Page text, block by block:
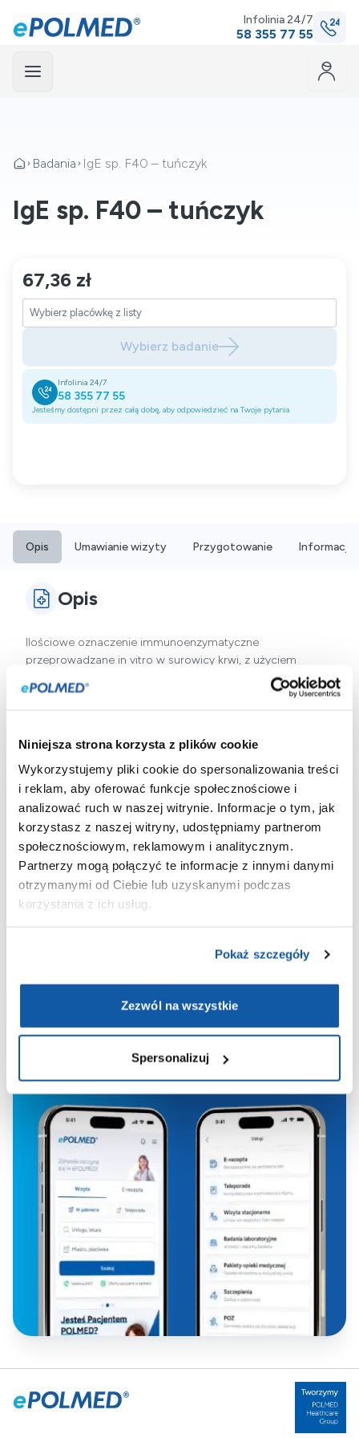
Niniejsza strona korzysta z plików cookie
Wykorzystujemy pliki cookie do spersonalizowania treści
i reklam, aby oferować funkcje społecznościowe i
analizować ruch w naszej witrynie. Informacje o tym, jak
korzystasz z naszej witryny, udostępniamy partnerom
społecznościowym, reklamowym i analitycznym.
Partnerzy mogą połączyć te informacje z innymi danymi
otrzymanymi od Ciebie lub uzyskanymi podczas
korzystania z ich usług.
Pokaż szczegóły
Zezwól na wszystkie
Spersonalizuj
Infolinia 24/7
58 355 77 55
Badania IgE sp. F40 – tuńczyk
IgE sp. F40 – tuńczyk
67,36 zł
Wybierz badanie
Infolinia 24/7
58 355 77 55
Jesteśmy dostępni przez całą dobę, aby odpowiedzieć na Twoje pytania
Opis Umawianie wizyty Przygotowanie Informacje
Opis
Ilościowe oznaczenie immunoenzymatyczne
przeprowadzane in vitro w surowicy krwi, z użyciem
ekstraktu alergenów f40, wykrywające przeciwciała klasy
IgE skierowane przeciwko alergenom tuńczyka, jest
Aplikacja
ePOLMED
Wygodne umawianie i odwoływanie
wizyt;
miejscu;
Bezpieczeństwo danych dzięki
integracji z Węzłem Krajowym.